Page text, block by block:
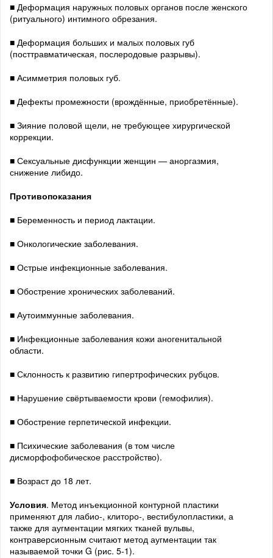
■ Деформация наружных половых органов после женского
(ритуального) интимного обрезания.
■ Деформация больших и малых половых губ
(посттравматическая, послеродовые разрывы).
■ Асимметрия половых губ.
■ Дефекты промежности (врождённые, приобретённые).
■ Зияние половой щели, не требующее хирургической
коррекции.
■ Сексуальные дисфункции женщин — аноргазмия,
снижение либидо.
Противопоказания
■ Беременность и период лактации.
■ Онкологические заболевания.
■ Острые инфекционные заболевания.
■ Обострение хронических заболеваний.
■ Аутоиммунные заболевания.
■ Инфекционные заболевания кожи аногенитальной
области.
■ Склонность к развитию гипертрофических рубцов.
■ Нарушение свёртываемости крови (гемофилия).
■ Обострение герпетической инфекции.
■ Психические заболевания (в том числе
дисморфофобическое расстройство).
■ Возраст до 18 лет.
Условия. Метод инъекционной контурной пластики
применяют для лабио-, клиторо-, вестибулопластики, а
также для аугментации мягких тканей вульвы,
контраверсионным считают метод аугментации так
называемой точки G (рис. 5-1).